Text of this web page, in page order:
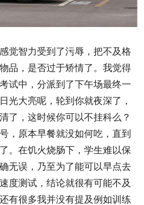
觉智力受到了污辱，把不及格
品，是否过于矫情了。我觉得
试中，分派到了下午场最终一
光大亮呢，轮到你就夜深了，
了，这时候你可以不挂科么？
，原本早餐就没如何吃，直到
。在饥火烧肠下，学生难以保
无误，乃至为了能可以早点去
度测试，结论就很有可能不及
有很多我并没有提及例如训练